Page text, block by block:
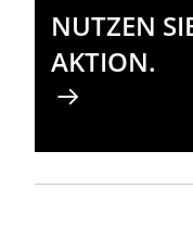
NUTZEN
AKTION.